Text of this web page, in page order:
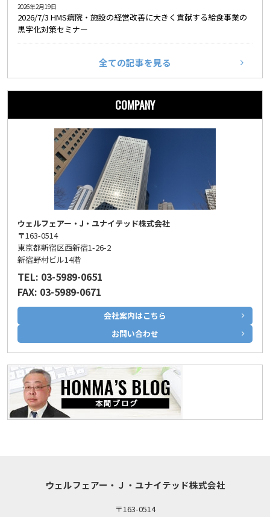
2026/7/3 HMS病院・施設の経営改善に大きく貢献する給食事業の
黒字化対策セミナー
2026年2月19日
全ての記事を見る
COMPANY
ウェルフェアー・J・ユナイテッド株式会社
〒163-0514
東京都新宿区西新宿1-26-2
新宿野村ビル14階
TEL: 03-5989-0651
FAX: 03-5989-0671
会社案内はこちら
お問い合わせ
ウェルフェアー・Ｊ・ユナイテッド株式会社
〒163-0514